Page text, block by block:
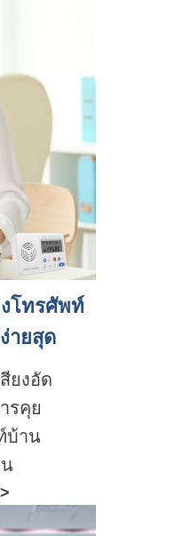
โทรศัพท์
ายสุด
ยงอัด
รคุย
บ้าน